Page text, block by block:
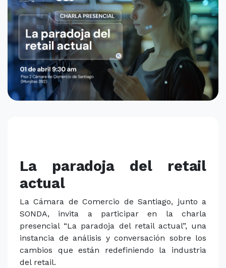
La paradoja del retail
actual
La Cámara de Comercio de Santiago, junto a
SONDA, invita a participar en la charla
presencial “La paradoja del retail actual”, una
instancia de análisis y conversación sobre los
cambios que están redefiniendo la industria
del retail.